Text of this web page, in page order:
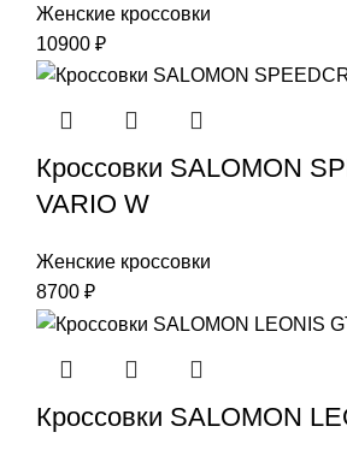
Женские кроссовки
10900 ₽
Кроссовки SALOMON
VARIO W
Женские кроссовки
8700 ₽
Кроссовки SALOMON